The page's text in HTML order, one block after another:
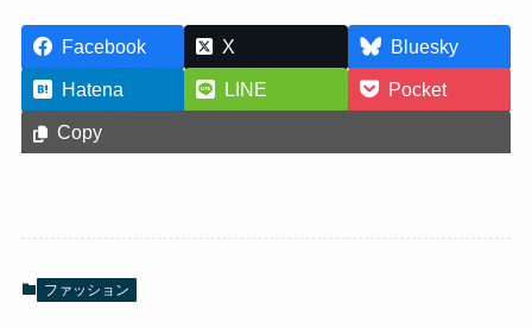
Facebook X
Bluesky
Hatena
LINE
Pocket
Copy
ファッション